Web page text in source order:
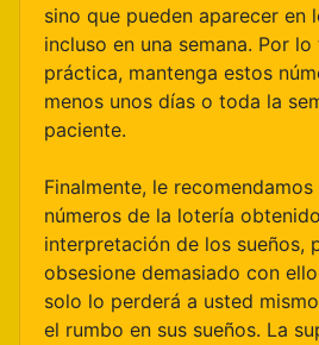
sino que pueden aparecer en
incluso en una semana. Por
práctica, mantenga estos
menos unos días o toda la
paciente.
Finalmente, le
números de la lotería
interpretación de los sueños,
obsesione demasiado con
solo lo perderá a usted
el rumbo en sus sueños. La